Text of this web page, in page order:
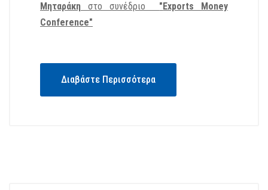
Μηταράκη στο συνέδριο "Exports Money
Conference"
Διαβάστε Περισσότερα